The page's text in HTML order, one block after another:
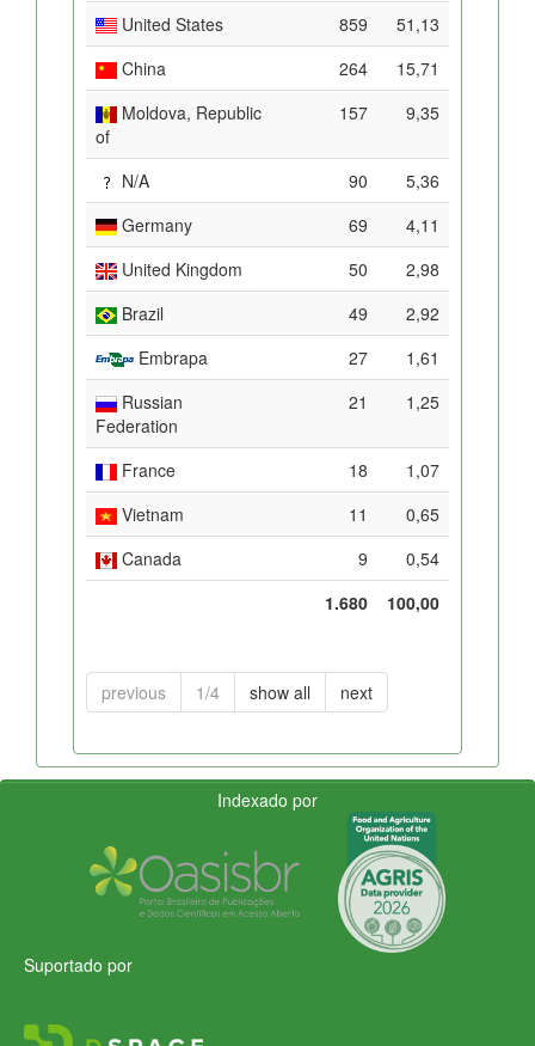
United States
859
51,13
China
264
15,71
Moldova, Republic
of
157 9,35
N/A 90
5,36
Germany
69
4,11
United Kingdom
50
2,98
Brazil
49
2,92
Embrapa
27
1,61
Russian
Federation
21 1,25
France 18
1,07
Vietnam
11
0,65
Canada
9
0,54
1.680
100,00
previous 1/4 show all next
Indexado por
Suportado por